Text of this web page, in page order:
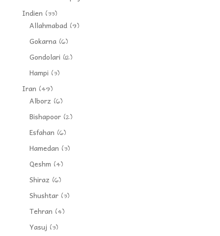
Indien (33)
Allahmabad(9)
Gokarna(6)
Gondolari (12)
Hampi (3)
Iran (49)
Alborz (6)
Bishapoor(2)
Esfahan (6)
Hamedan (3)
Qeshm (4)
Shiraz (6)
Shushtar(3)
Tehran (4)
Yasuj (3)